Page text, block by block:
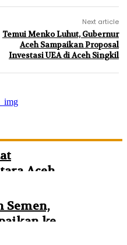
Next article
Temui Menko Luhut, Gubernur
Aceh Sampaikan Proposal
Investasi UEA di Aceh Singkil
Aceh
Semen,
ke